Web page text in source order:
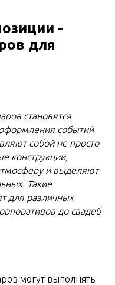
-
для
становятся
событий
собой не просто
конструкции,
и выделяют
Такие
для различных
до свадеб
могут выполнять